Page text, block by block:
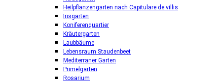
Heilpflanzengarten nach Capitulare de villis
Irisgarten
Koniferenquartier
Kräutergarten
Laubbäume
Lebensraum Staudenbeet
Mediterraner Garten
Primelgarten
Rosarium